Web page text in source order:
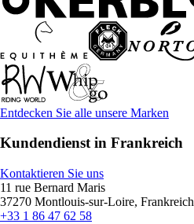
Entdecken Sie alle unsere Marken
Kundendienst in Frankreich
Kontaktieren Sie uns
11 rue Bernard Maris
37270 Montlouis-sur-Loire, Frankreich
+33 1 86 47 62 58